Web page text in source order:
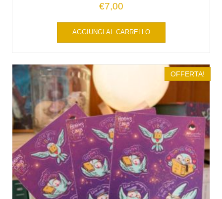
€7,00
AGGIUNGI AL CARRELLO
OFFERTA!